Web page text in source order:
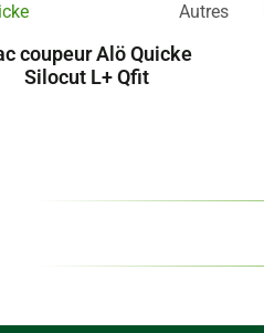
Autres
coupeur Alö Quicke
Silocut L+ Qfit